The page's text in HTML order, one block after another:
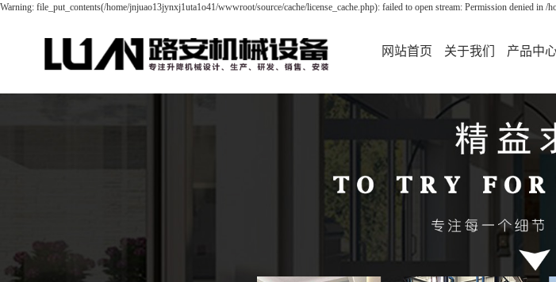
Warning: file_put_contents(/home/jnjuao13jynxj1uta1o41/wwwroot/source/cache/license_cache.php): failed to open stream: Permission denied in
网站首页 关于我们
公司简介
产品中
货梯
升降机
导轨式升降
家用电梯